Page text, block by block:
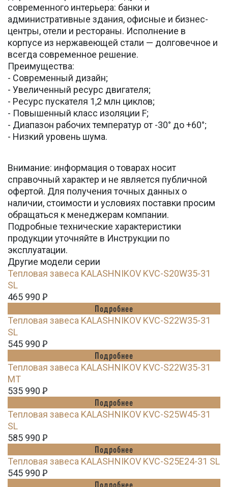
современного интерьера: банки и
административные здания, офисные и бизнес-
центры, отели и рестораны. Исполнение в
корпусе из нержавеющей стали — долговечное и
всегда современное решение.
Преимущества:
- Современный дизайн;
- Увеличенный ресурс двигателя;
- Ресурс пускателя 1,2 млн циклов;
- Повышенный класс изоляции F;
- Диапазон рабочих температур от -30° до +60°;
- Низкий уровень шума.
Внимание: информация о товарах носит
справочный характер и не является публичной
офертой. Для получения точных данных о
наличии, стоимости и условиях поставки просим
обращаться к менеджерам компании.
Подробные технические характеристики
продукции уточняйте в Инструкции по
эксплуатации.
Другие модели серии
Тепловая завеса KALASHNIKOV KVC-S20W35-31
SL
465 990 Ꝑ
Подробнее
Тепловая завеса KALASHNIKOV KVC-S22W35-31
SL
545 990 Ꝑ
Подробнее
Тепловая завеса KALASHNIKOV KVC-S22W35-31
MT
535 990 Ꝑ
Подробнее
Тепловая завеса KALASHNIKOV KVC-S25W45-31
SL
585 990 Ꝑ
Подробнее
Тепловая завеса KALASHNIKOV KVC-S25E24-31 SL
545 990 Ꝑ
Подробнее